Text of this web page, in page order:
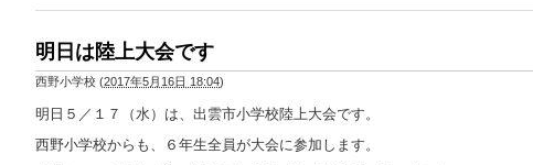
明日は陸上大会です
西野小学校 (2017年5月16日 18:04)
明日５／１７（水）は、出雲市小学校陸上大会です。
西野小学校からも、６年生全員が大会に参加します。